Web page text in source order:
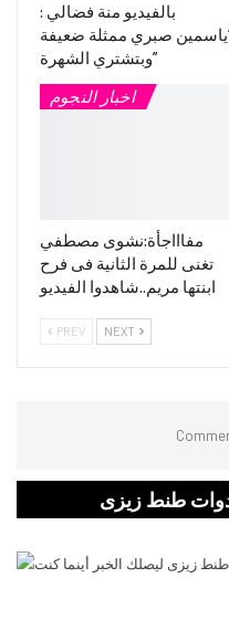
بالفيديو منة فضالي :
صبري ممثلة ضعيفة
وبتشتري الشهرة”
اخبار النجوم
مفاااجأة:نشوى مصطفي
تغنى للمرة الثانية فى فرح
ابنتها مريم..شاهدوا الفيديو
PREV NEXT
طنط زيزى